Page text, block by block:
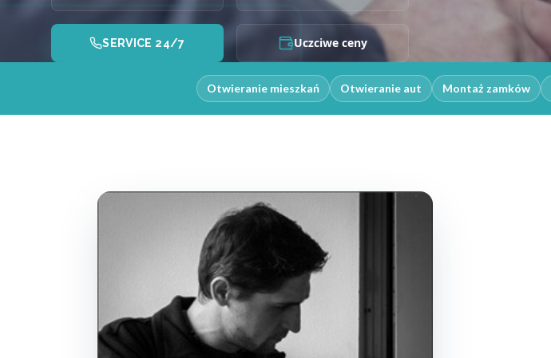
SERVICE 24/7 Uczciwe ceny
Otwieranie mieszkań Otwieranie aut Montaż zamków